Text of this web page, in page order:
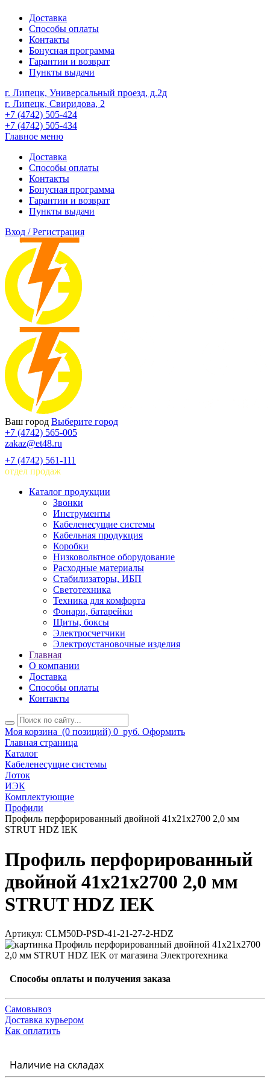
Доставка
Способы оплаты
Контакты
Бонусная программа
Гарантии и возврат
Пункты выдачи
г. Липецк, Универсальный проезд, д.2д
г. Липецк, Свиридова, 2
+7 (4742) 505-424
+7 (4742) 505-434
Главное меню
Доставка
Способы оплаты
Контакты
Бонусная программа
Гарантии и возврат
Пункты выдачи
Вход / Регистрация
Ваш город Выберите город
+7 (4742) 565-005
zakaz@et48.ru
+7 (4742) 561-111
отдел продаж
Каталог продукции
Звонки
Инструменты
Кабеленесущие системы
Кабельная продукция
Коробки
Низковольтное оборудование
Расходные материалы
Стабилизаторы, ИБП
Светотехника
Техника для комфорта
Фонари, батарейки
Щиты, боксы
Электросчетчики
Электроустановочные изделия
Главная
О компании
Доставка
Способы оплаты
Контакты
Моя корзина (0 позиций) 0 руб. Оформить
Главная страница
Каталог
Кабеленесущие системы
Лоток
ИЭК
Комплектующие
Профили
Профиль перфорированный двойной 41х21х2700 2,0 мм
STRUT HDZ IEK
Профиль перфорированный
двойной 41х21х2700 2,0 мм
STRUT HDZ IEK
Артикул: CLM50D-PSD-41-21-27-2-HDZ
Способы оплаты и получения заказа
Самовывоз
Доставка курьером
Как оплатить
Наличие на складах